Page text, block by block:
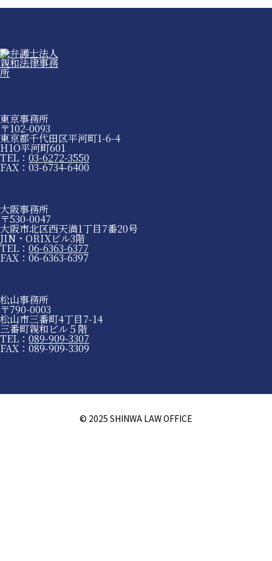
東京事務所
〒102-0093
東京都千代田区平河町1-6-4
H1O平河町601
TEL： 03-6272-3550
FAX：03-6734-6400
大阪事務所
〒530-0047
大阪市北区西天満1丁目7番20号
JIN・ORIXビル3階
TEL： 06-6363-6377
FAX：06-6363-6397
松山事務所
〒790-0003
松山市三番町4丁目7-14
三番町親和ビル５階
TEL：089-909-3307
FAX：089-909-3309
© 2025 SHINWA LAW OFFICE